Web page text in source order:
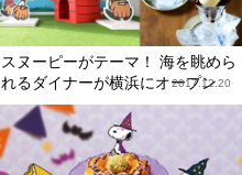
スヌーピーがテーマ！ 海を眺めら
れるダイナーが横浜にオープン
2017.12.20